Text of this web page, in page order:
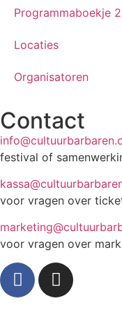
Programmaboekje
Locaties
Organisatoren
Contact
festival of
voor vragen over
voor vragen over